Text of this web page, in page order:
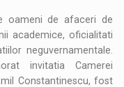
oameni de afaceri de
academice, oficialitati
neguvernamentale.
invitatia Camerei
Constantinescu, fost